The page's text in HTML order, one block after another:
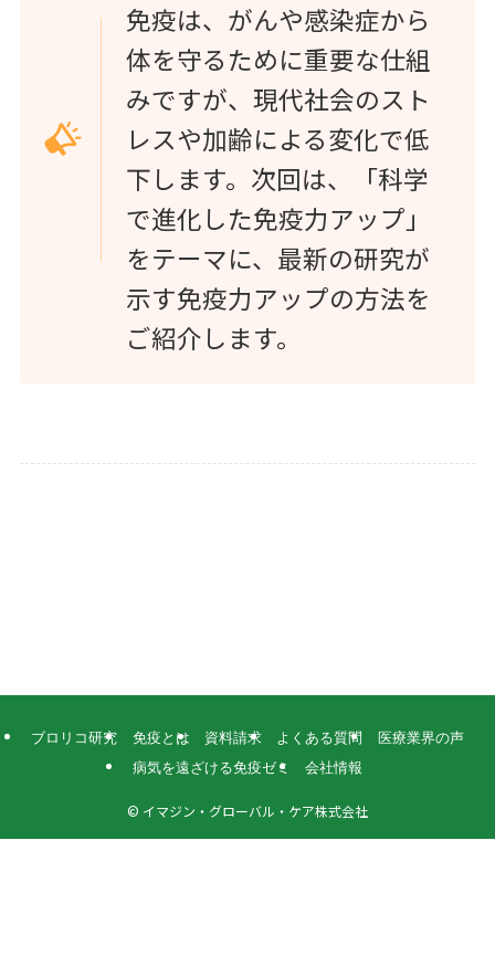
免疫は、がんや感染症から
体を守るために重要な仕組
みですが、現代社会のスト
レスや加齢による変化で低
下します。次回は、「科学
で進化した免疫力アップ」
をテーマに、最新の研究が
示す免疫力アップの方法を
ご紹介します。
ブロリコ研究 免疫とは 資料請求 よくある質問
医療業界の声
病気を遠ざける免疫ゼミ
会社情報
© イマジン・グローバル・ケア株式会社